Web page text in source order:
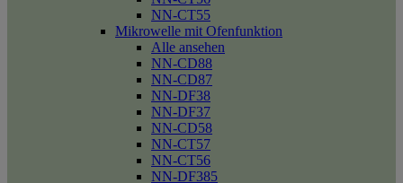
NN-CT55
Mikrowelle mit Ofenfunktion
Alle ansehen
NN-CD88
NN-CD87
NN-DF38
NN-DF37
NN-CD58
NN-CT57
NN-CT56
NN-DF385